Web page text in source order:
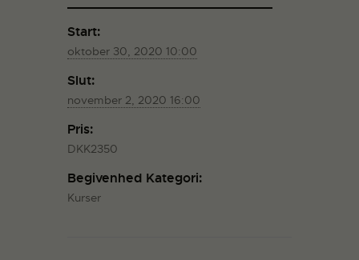
Start:
oktober 30, 2020 10:00
Slut:
november 2, 2020 16:00
Pris:
DKK2350
Begivenhed Kategori:
Kurser